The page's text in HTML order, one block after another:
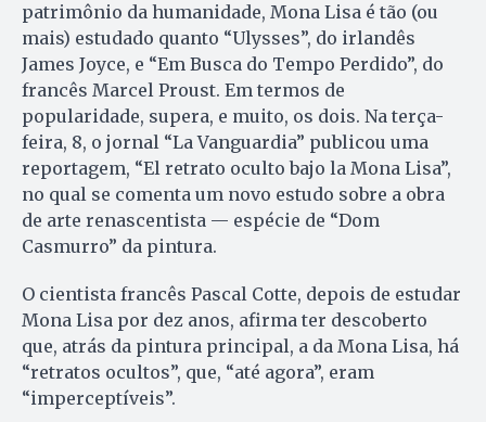
patrimônio da humanidade, Mona Lisa é tão (ou
mais) estudado quanto “Ulysses”, do irlandês
James Joyce, e “Em Busca do Tempo Perdido”, do
francês Marcel Proust. Em termos de
popularidade, supera, e muito, os dois. Na terça-
feira, 8, o jornal “La Vanguardia” publicou uma
reportagem, “El retrato oculto bajo la Mona Lisa”,
no qual se comenta um novo estudo sobre a obra
de arte renascentista — espécie de “Dom
Casmurro” da pintura.
O cientista francês Pascal Cotte, depois de estudar
Mona Lisa por dez anos, afirma ter descoberto
que, atrás da pintura principal, a da Mona Lisa, há
“retratos ocultos”, que, “até agora”, eram
“imperceptíveis”.